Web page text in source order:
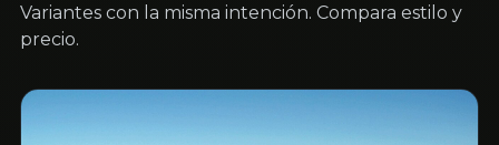
Variantes con la misma intención. Compara estilo y
precio.